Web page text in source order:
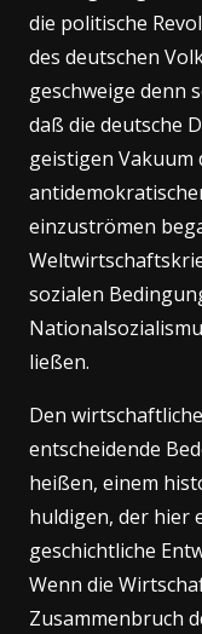
die politische
des deutschen
geschweige denn
daß die deutsche
geistigen Vakuum
einzuströmen
sozialen
ließen.
Den
entscheidende
heißen, einem
huldigen, der hier
geschichtliche
Wenn die
Zusammenbruch